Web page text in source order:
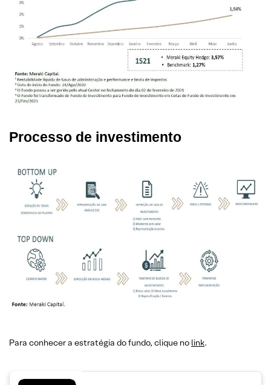
Processo de investimento
Para conhecer a estratégia do fundo, clique no link.